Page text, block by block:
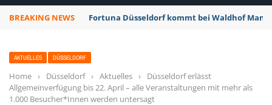
BREAKING NEWS Fortuna Düsseldorf kommt bei Waldhof
AKTUELLES DÜSSELDORF
Home › Düsseldorf › Aktuelles ›
Düsseldorf erlässt
Allgemeinverfügung bis 22. April – alle Veranstaltungen mit mehr als
1.000 Besucher*Innen werden untersagt